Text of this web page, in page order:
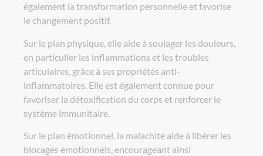
également la transformation personnelle et favorise
le changement positif.
Sur le plan physique, elle aide à soulager les douleurs,
en particulier les inflammations et les troubles
articulaires, grâce à ses propriétés anti-
inflammatoires. Elle est également connue pour
favoriser la détoxification du corps et renforcer le
système immunitaire.
Sur le plan émotionnel, la malachite aide à libérer les
blocages émotionnels, encourageant ainsi